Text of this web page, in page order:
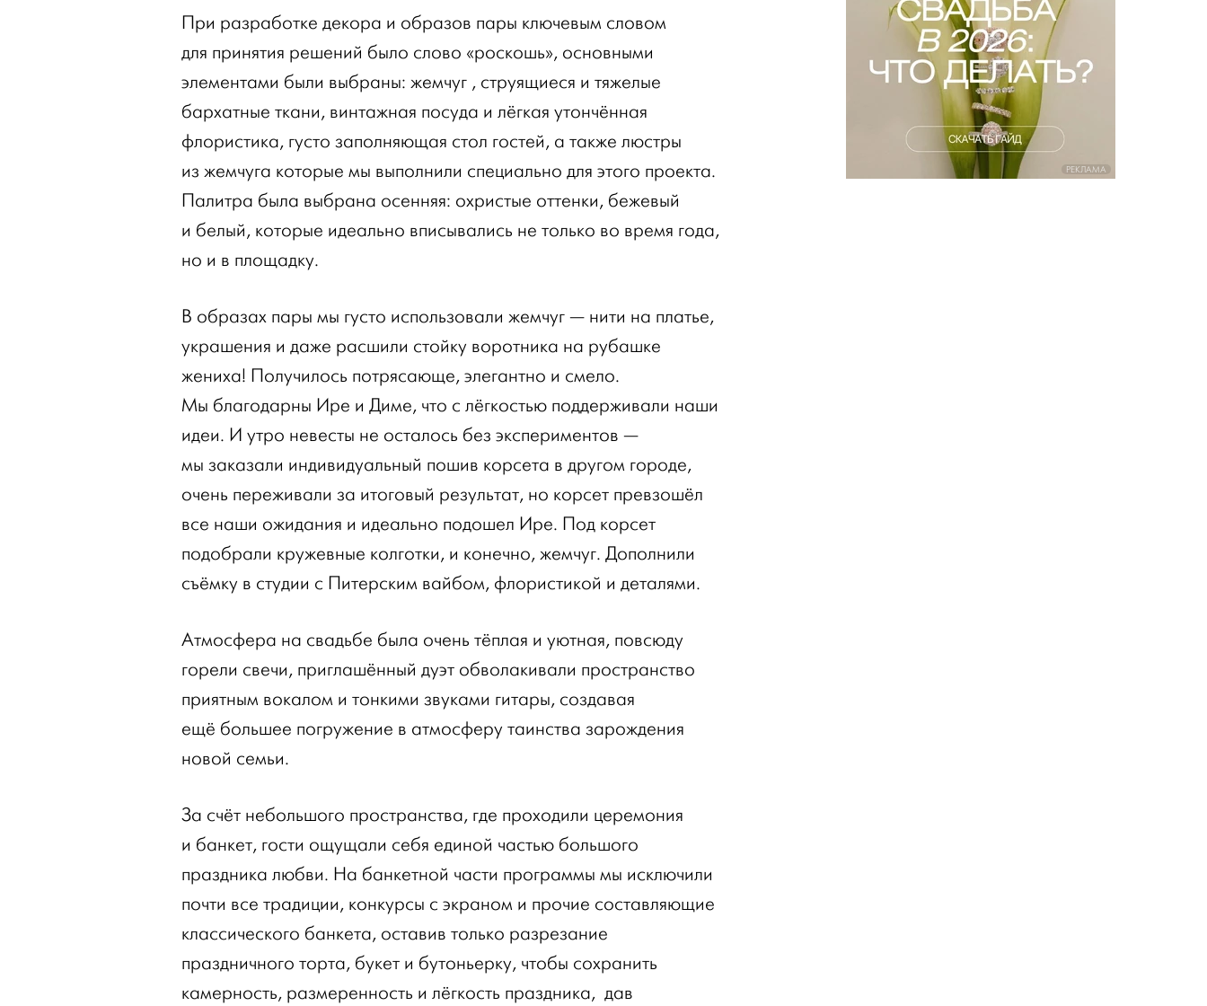
При разработке декора и образов пары ключевым словом
для принятия решений было слово «роскошь», основными
элементами были выбраны: жемчуг , струящиеся и тяжелые
бархатные ткани, винтажная посуда и лёгкая утончённая
флористика, густо заполняющая стол гостей, а также люстры
из жемчуга которые мы выполнили специально для этого проекта.
Палитра была выбрана осенняя: охристые оттенки, бежевый
и белый, которые идеально вписывались не только во время года,
но и в площадку.
В образах пары мы густо использовали жемчуг — нити на платье,
украшения и даже расшили стойку воротника на рубашке
жениха! Получилось потрясающе, элегантно и смело.
Мы благодарны Ире и Диме, что с лёгкостью поддерживали наши
идеи. И утро невесты не осталось без экспериментов —
мы заказали индивидуальный пошив корсета в другом городе,
очень переживали за итоговый результат, но корсет превзошёл
все наши ожидания и идеально подошел Ире. Под корсет
подобрали кружевные колготки, и конечно, жемчуг. Дополнили
съёмку в студии с Питерским вайбом, флористикой и деталями.
Атмосфера на свадьбе была очень тёплая и уютная, повсюду
горели свечи, приглашённый дуэт обволакивали пространство
приятным вокалом и тонкими звуками гитары, создавая
ещё большее погружение в атмосферу таинства зарождения
новой семьи.
За счёт небольшого пространства, где проходили церемония
и банкет, гости ощущали себя единой частью большого
праздника любви. На банкетной части программы мы исключили
почти все традиции, конкурсы с экраном и прочие составляющие
классического банкета, оставив только разрезание
праздничного торта, букет и бутоньерку, чтобы сохранить
камерность, размеренность и лёгкость праздника, дав
РЕКЛАМА